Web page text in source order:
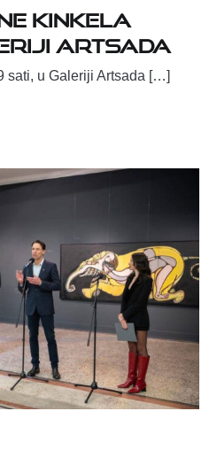
Kinkela
Artsada
sati, u Galeriji Artsada […]